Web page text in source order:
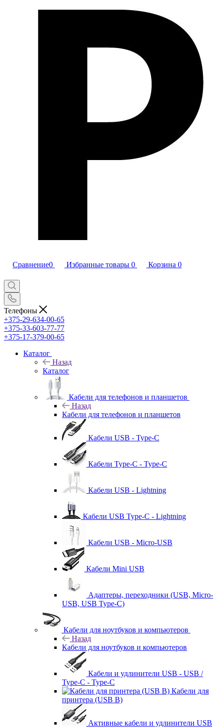
Сравнение0 Избранные товары 0 Корзина 0
Телефоны
+375-29-634-00-65
+375-33-603-77-77
+375-17-379-00-65
Каталог
Назад
Каталог
Кабели для телефонов и планшетов
Назад
Кабели для телефонов и планшетов
Кабели USB - Type-C
Кабели Type-C - Type-C
Кабели USB - Lightning
Кабели USB Type-C - Lightning
Кабели USB - Micro-USB
Кабели Mini USB
Адаптеры, переходники (USB, Micro-
USB, USB Type-C)
Кабели для ноутбуков и компьютеров
Назад
Кабели для ноутбуков и компьютеров
Кабели и удлинители USB - USB /
Type-C - Type-C
Кабели для
принтера (USB B)
Активные кабели и удлинители USB